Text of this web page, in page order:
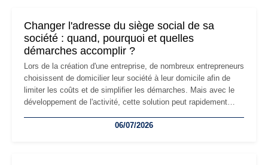
Changer l'adresse du siège social de sa
société : quand, pourquoi et quelles
démarches accomplir ?
Lors de la création d'une entreprise, de nombreux entrepreneurs
choisissent de domicilier leur société à leur domicile afin de
limiter les coûts et de simplifier les démarches. Mais avec le
développement de l'activité, cette solution peut rapidement
professionnels, recrutement, image de marque… Le
06/07/2026